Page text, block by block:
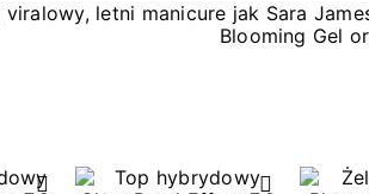
letni manicure jak Sara
Blooming Gel